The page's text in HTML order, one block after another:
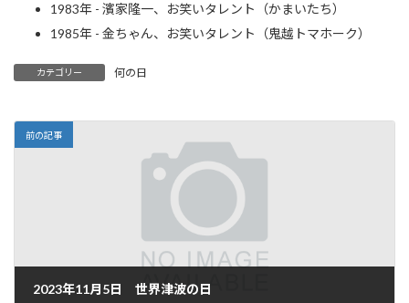
1983年 - 濱家隆一、お笑いタレント（かまいたち）
1985年 - 金ちゃん、お笑いタレント（鬼越トマホーク）
カテゴリー 何の日
前の記事
2023年11月5日 世界津波の日